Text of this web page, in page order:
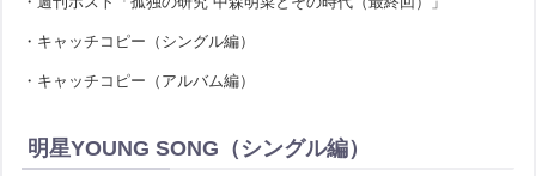
・キャッチコピー（シングル編）
・キャッチコピー（アルバム編）
明星YOUNG SONG（シングル編）